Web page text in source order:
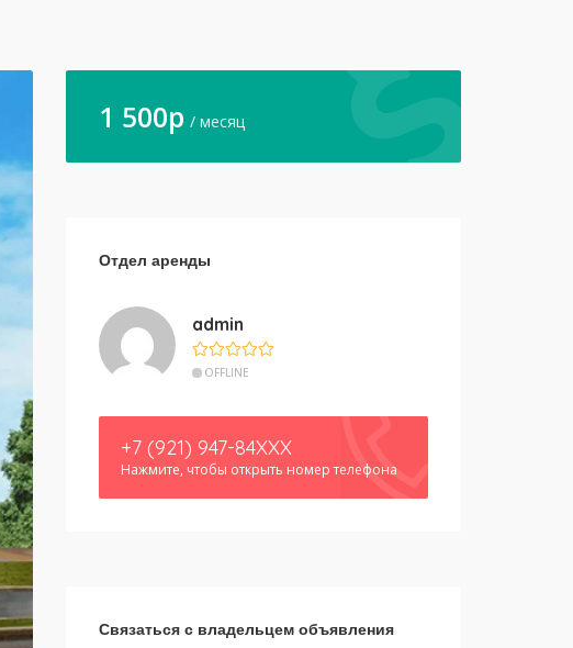
1 500p / месяц
Отдел аренды
admin
OFFLINE
+7 (921) 947-84XXX
Нажмите, чтобы открыть номер телефона
Связаться с владельцем объявления